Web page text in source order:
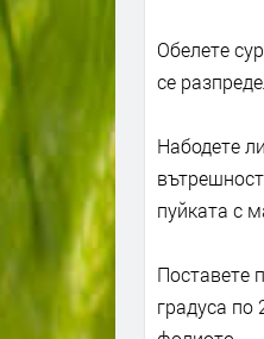
Обелете
се
Набодете
пуйката с
Поставете
градуса по